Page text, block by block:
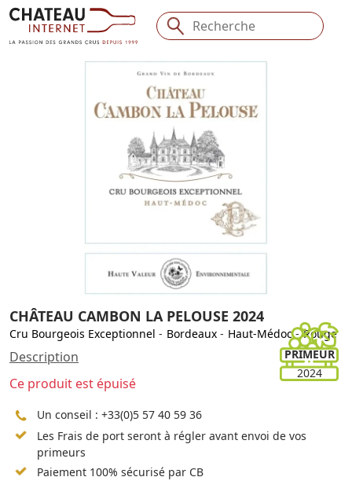
CHÂTEAU CAMBON LA PELOUSE 2024
Cru Bourgeois Exceptionnel - Bordeaux - Haut-Médoc- Rouge
PRIMEUR
2024
Description
Ce produit est épuisé
Un conseil : +33(0)5 57 40 59 36
Les Frais de port seront à régler avant envoi de vos
primeurs
Paiement 100% sécurisé par CB